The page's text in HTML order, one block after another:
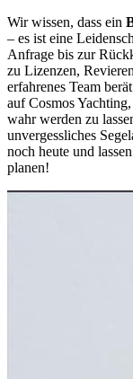
Wir wissen, dass ein
– es ist eine
Anfrage bis zur
zu Lizenzen,
erfahrenes Team
auf Cosmos
wahr werden zu
unvergessliches
noch heute und
planen!